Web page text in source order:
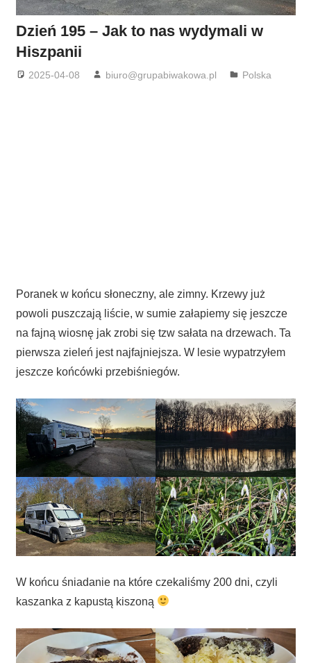
Dzień 195 – Jak to nas wydymali w
Hiszpanii
2025-04-08 biuro@grupabiwakowa.pl Polska
Poranek w końcu słoneczny, ale zimny. Krzewy już
powoli puszczają liście, w sumie załapiemy się jeszcze
na fajną wiosnę jak zrobi się tzw sałata na drzewach. Ta
pierwsza zieleń jest najfajniejsza. W lesie wypatrzyłem
jeszcze końcówki przebiśniegów.
W końcu śniadanie na które czekaliśmy 200 dni, czyli
kaszanka z kapustą kiszoną